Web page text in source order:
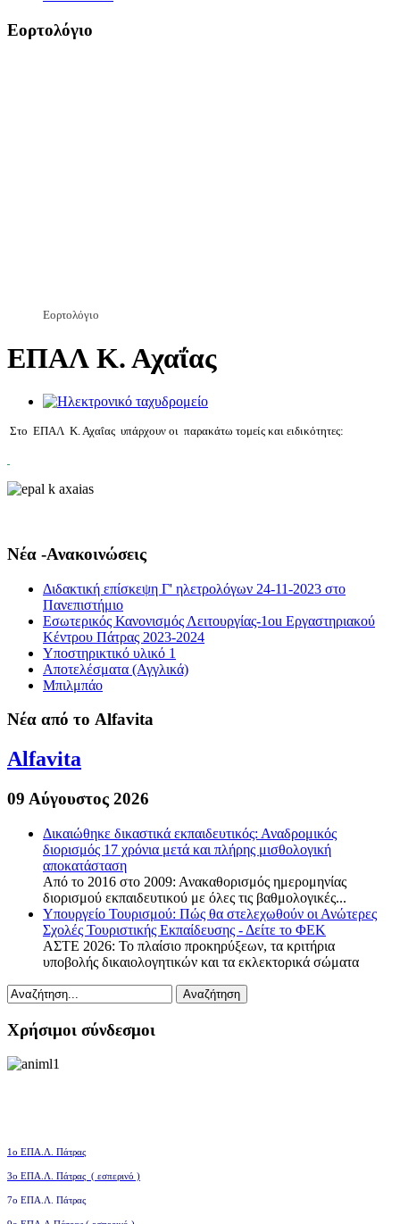
Εορτολόγιο
Εορτολόγιο
ΕΠΑΛ Κ. Αχαΐας
Στο ΕΠΑΛ Κ. Αχαΐας υπάρχουν οι παρακάτω τομείς και ειδικότητες:
Νέα -Ανακοινώσεις
Διδακτική επίσκεψη Γ' ηλετρολόγων 24-11-2023 στο
Πανεπιστήμιο
Εσωτερικός Κανονισμός Λειτουργίας-1οu Εργαστηριακού
Κέντρου Πάτρας 2023-2024
Υποστηρικτικό υλικό 1
Αποτελέσματα (Αγγλικά)
Μπιλμπάο
Νέα από το Alfavita
Alfavita
09 Αύγουστος 2026
Δικαιώθηκε δικαστικά εκπαιδευτικός: Αναδρομικός
διορισμός 17 χρόνια μετά και πλήρης μισθολογική
αποκατάσταση
Από το 2016 στο 2009: Ανακαθορισμός ημερομηνίας
διορισμού εκπαιδευτικού με όλες τις βαθμολογικές...
Υπουργείο Τουρισμού: Πώς θα στελεχωθούν οι Ανώτερες
Σχολές Τουριστικής Εκπαίδευσης - Δείτε το ΦΕΚ
ΑΣΤΕ 2026: Το πλαίσιο προκηρύξεων, τα κριτήρια
υποβολής δικαιολογητικών και τα εκλεκτορικά σώματα
Χρήσιμοι σύνδεσμοι
1ο ΕΠΑ.Λ. Πάτρας
3ο ΕΠΑ.Λ. Πάτρας ( εσπερινό )
7ο ΕΠΑ.Λ. Πάτρας